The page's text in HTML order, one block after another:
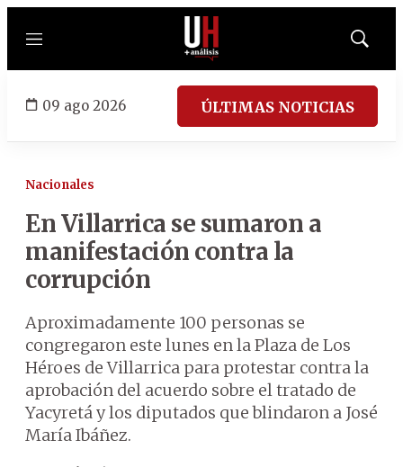
Menú
Mostrar
09 ago 2026 ÚLTIMAS NOTICIAS
Nacionales
En Villarrica se sumaron a
manifestación contra la
corrupción
Aproximadamente 100 personas se
congregaron este lunes en la Plaza de Los
Héroes de Villarrica para protestar contra la
aprobación del acuerdo sobre el tratado de
Yacyretá y los diputados que blindaron a José
María Ibáñez.